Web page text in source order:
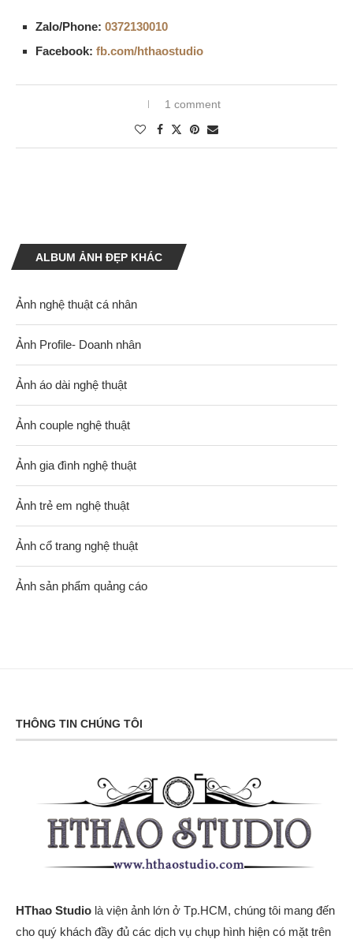
Zalo/Phone: 0372130010
Facebook: fb.com/hthaostudio
1 comment
ALBUM ẢNH ĐẸP KHÁC
Ảnh nghệ thuật cá nhân
Ảnh Profile- Doanh nhân
Ảnh áo dài nghệ thuật
Ảnh couple nghệ thuật
Ảnh gia đình nghệ thuật
Ảnh trẻ em nghệ thuật
Ảnh cổ trang nghệ thuật
Ảnh sản phẩm quảng cáo
THÔNG TIN CHÚNG TÔI
HThao Studio là viện ảnh lớn ở Tp.HCM, chúng tôi mang đến
cho quý khách đầy đủ các dịch vụ chụp hình hiện có mặt trên